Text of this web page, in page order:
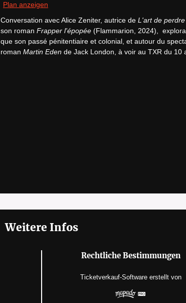
Plan anzeigen
Conversation avec Alice Zeniter, autrice de L'art de perdre
son roman Frapper l'épopée (Flammarion, 2024),
que son passé pénitentiaire et colonial, et autour du
roman Martin Eden de Jack London, à voir au TXR du 10
Weitere Infos
Rechtliche Bestimmungen
Ticketverkauf-Software erstellt von